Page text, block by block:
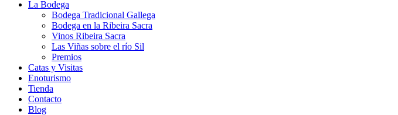
La Bodega
Bodega Tradicional Gallega
Bodega en la Ribeira Sacra
Vinos Ribeira Sacra
Las Viñas sobre el río Sil
Premios
Catas y Visitas
Enoturismo
Tienda
Contacto
Blog